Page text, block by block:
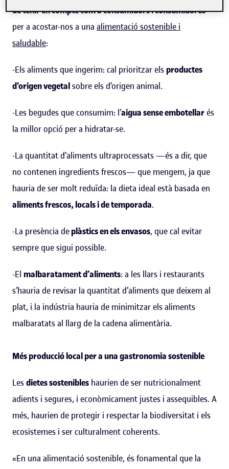
de tenir en compte com a consumidors i consumidores
per a acostar-nos a una alimentació sostenible i
saludable:
-Els aliments que ingerim: cal prioritzar els productes
d’origen vegetalsobre els d’origen animal.
-Les begudes que consumim: l’aigua sense embotellarés
la millor opció per a hidratar-se.
-La quantitat d’aliments ultraprocessats —és a dir, que
no contenen ingredients frescos— que mengem, ja que
hauria de ser molt reduïda: la dieta ideal està basada en
aliments frescos, locals i de temporada.
-La presència deplàstics en els envasos, que cal evitar
sempre que sigui possible.
-El malbaratament d’aliments: a les llars i restaurants
s’hauria de revisar la quantitat d’aliments que deixem al
plat, i la indústria hauria de minimitzar els aliments
malbaratats al llarg de la cadena alimentària.
Més producció local per a una gastronomia sostenible
Lesdietes sostenibles haurien de ser nutricionalment
adients i segures, i econòmicament justes i assequibles. A
més, haurien de protegir i respectar la biodiversitat i els
ecosistemes i ser culturalment coherents.
«En una alimentació sostenible, és fonamental que la